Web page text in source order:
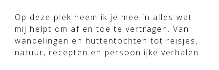
Op deze plek neem ik je mee in alles wat
mij helpt om af en toe te vertragen. Van
wandelingen en huttentochten tot reisjes,
natuur, recepten en persoonlijke verhalen.